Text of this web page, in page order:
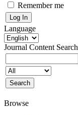
Remember me
Language
Journal Content Search
Browse